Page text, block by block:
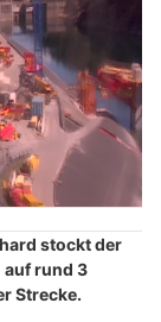
stockt der
rund 3
Strecke.